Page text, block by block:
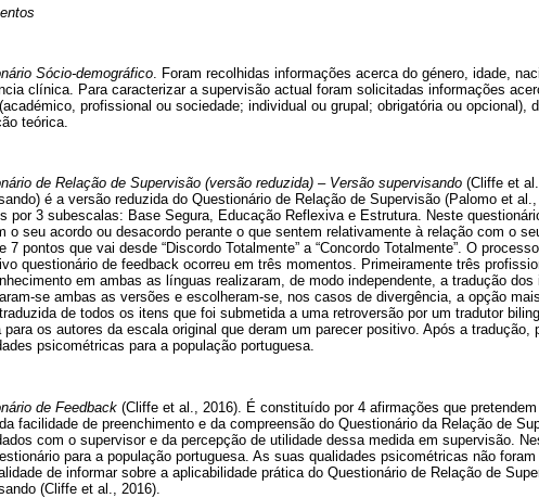
Sócio-demográfico . Foram recolhidas informações acerca do género, idade,
clínica. Para caracterizar a supervisão actual foram solicitadas informações
profissional ou sociedade; individual ou grupal; obrigatória ou opcional),
teórica.
de Relação de Supervisão (versão reduzida) – Versão supervisando (Cliffe et
é a versão reduzida do Questionário de Relação de Supervisão (Palomo et
por 3 subescalas: Base Segura, Educação Reflexiva e Estrutura. Neste
o seu acordo ou desacordo perante o que sentem relativamente à relação com o
7 pontos que vai desde “Discordo Totalmente” a “Concordo Totalmente”. O
questionário de feedback ocorreu em três momentos. Primeiramente três
em ambas as línguas realizaram, de modo independente, a tradução
se ambas as versões e escolheram-se, nos casos de divergência, a opção
de todos os itens que foi submetida a uma retroversão por um tradutor
para os autores da escala original que deram um parecer positivo. Após a tradução,
psicométricas para a população portuguesa.
de Feedback (Cliffe et al., 2016). É constituído por 4 afirmações que
facilidade de preenchimento e da compreensão do Questionário da Relação de
com o supervisor e da percepção de utilidade dessa medida em supervisão.
para a população portuguesa. As suas qualidades psicométricas não
de informar sobre a aplicabilidade prática do Questionário de Relação de
(Cliffe et al., 2016).